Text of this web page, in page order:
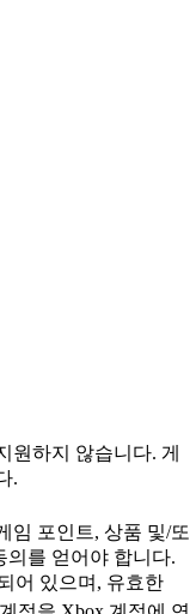
원하지 않습니다. 게
.
임 포인트, 상품 및/또
의를 얻어야 합니다.
어 있으며, 유효한